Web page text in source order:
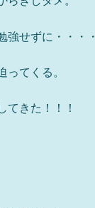
強せずに・・・・
ってくる。
てきた！！！